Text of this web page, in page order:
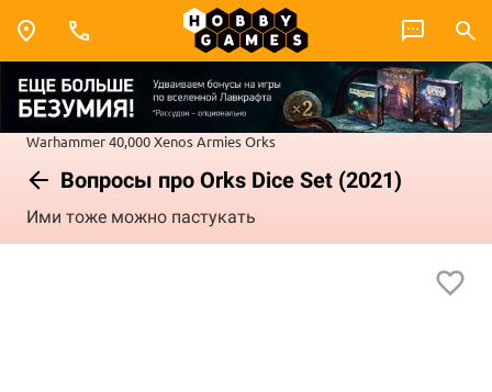
Warhammer 40,000Xenos ArmiesOrks
Вопросы про Orks Dice Set (2021)
Ими тоже можно пастукать